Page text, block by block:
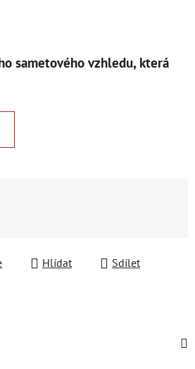
sametového vzhledu, která
Hlídat Sdílet